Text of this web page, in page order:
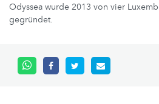
Odyssea wurde 2013 von vier
gegründet.